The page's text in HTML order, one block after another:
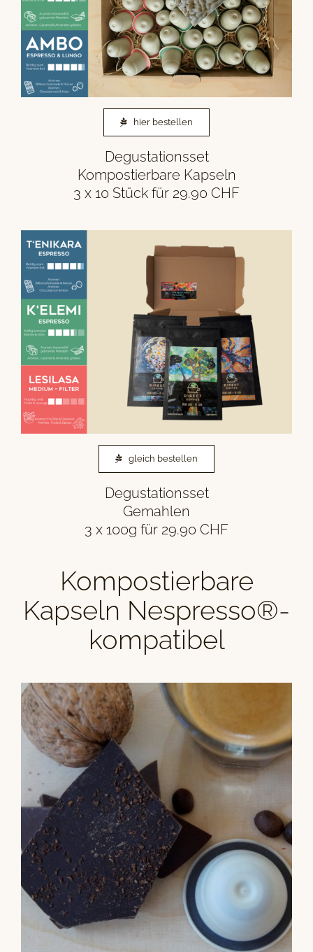
hier bestellen
Degustationsset
Kompostierbare Kapseln
3 x 10 Stück für 29.90 CHF
gleich bestellen
Degustationsset
Gemahlen
3 x 100g für 29.90 CHF
Kompostierbare
Kapseln Nespresso®-
kompatibel